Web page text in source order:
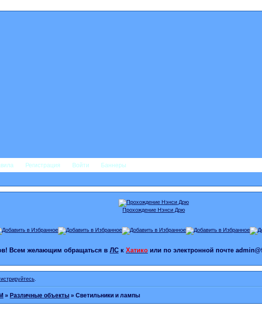
Регистрация Войти Баннеры
Прохождение Нэнси Дрю
Всем желающим обращаться в ЛС к Хатико или по электронной почте
.
»Различные объекты »Светильники и лампы